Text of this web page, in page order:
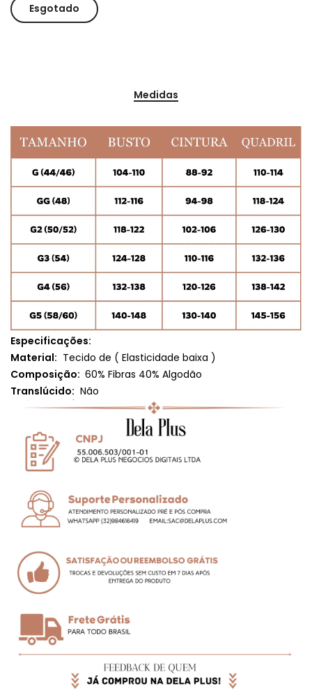
Esgotado
Medidas
Especificações:
Material: Tecido de ( Elasticidade baixa )
Composição: 60% Fibras 40% Algodão
Translúcido: Não